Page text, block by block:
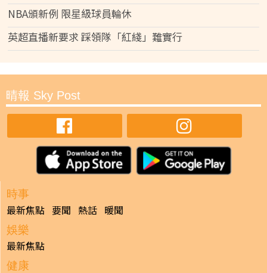
NBA頒新例 限星級球員輪休
英超直播新要求 踩領隊「紅綫」難實行
晴報 Sky Post
時事
最新焦點 要聞 熱話 暖聞
娛樂
最新焦點
健康